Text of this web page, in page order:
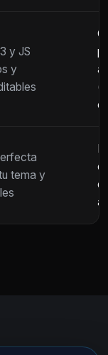
y JS
y
tema y